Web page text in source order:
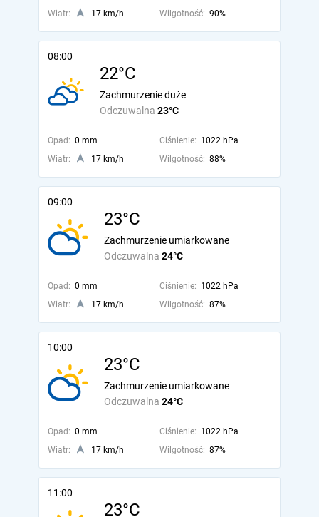
Wiatr: 17 km/h Wilgotność: 90%
08:00
22°C
Odczuwalna 23°C
Zachmurzenie duże
Opad: 0 mm Ciśnienie: 1022 hPa
Wiatr:
17 km/h Wilgotność: 88%
09:00
23°C
Odczuwalna 24°C
Zachmurzenie umiarkowane
Opad: 0 mm Ciśnienie: 1022 hPa
Wiatr:
17 km/h Wilgotność: 87%
10:00
23°C
Odczuwalna 24°C
Zachmurzenie umiarkowane
Opad: 0 mm Ciśnienie: 1022 hPa
Wiatr:
17 km/h Wilgotność: 87%
11:00
23°C